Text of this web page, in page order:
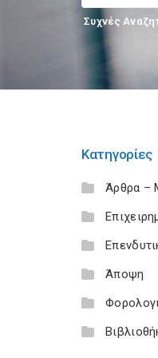
Συχνές
Κατηγορίες
Άρθρα –
Άποψη